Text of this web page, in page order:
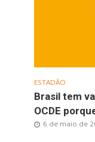
ESTADÃO
Brasil tem
OCDE
6 de maio de